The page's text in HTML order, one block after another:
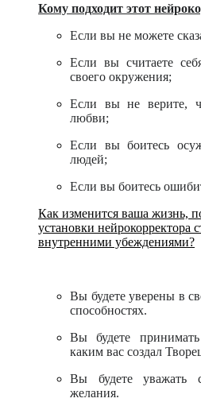
Кому подходит этот
Если вы не можете
Если вы считаете
своего окружения;
Если вы не верите,
любви;
Если вы боитесь
людей;
Если вы боитесь
Как изменится ваша жизнь,
установки нейрокорректора
внутренними убеждениями?
Вы будете уверены в
способностях.
Вы будете
каким вас создал
Вы будете уважать
желания.